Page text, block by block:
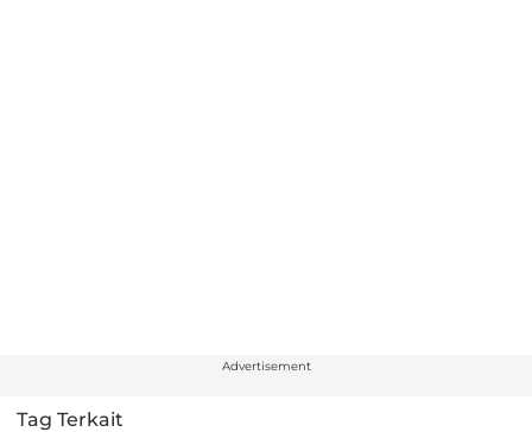
Advertisement
Tag Terkait